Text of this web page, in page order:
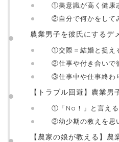
①美意識が高く健康
②自分で何かをして
農業男子を彼氏にするデ
①交際＝結婚と捉え
②仕事や付き合いで
③仕事中や仕事終わ
【トラブル回避】農業男
①「No！」と言え
②幼少期の教えを思
【農家の娘が教える】農